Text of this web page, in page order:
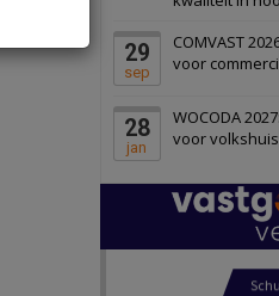
29
sep
COMVAST
voor
28
jan
WOCODA
voor
22 september 2026
28 september 2026